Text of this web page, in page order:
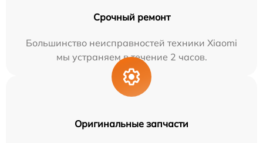
Срочный ремонт
Большинство неисправностей техники Xiaomi
мы устраняем в течение 2 часов.
Оригинальные запчасти